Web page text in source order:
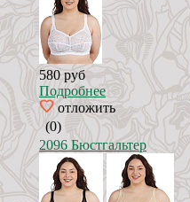
580 руб
Подробнее
отложить
(0)
2096 Бюстгальтер